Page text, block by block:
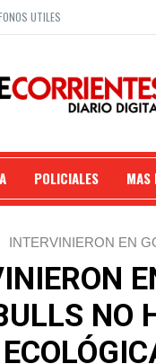
UTILES
POLICIALES MAS
INTERVINIERON EN
NO